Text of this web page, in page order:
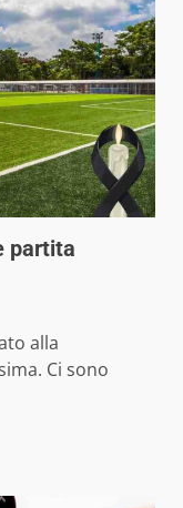
partita
alla
Ci sono